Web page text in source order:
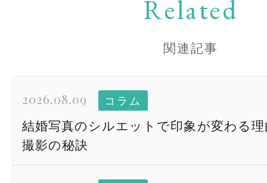
Related
関連記事
2026.08.09 コラム
結婚写真のシルエットで印象が変わる
撮影の秘訣